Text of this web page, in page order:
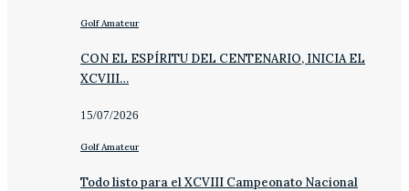
Golf Amateur
CON EL ESPÍRITU DEL CENTENARIO, INICIA EL
XCVIII…
15/07/2026
Golf Amateur
Todo listo para el XCVIII Campeonato Nacional